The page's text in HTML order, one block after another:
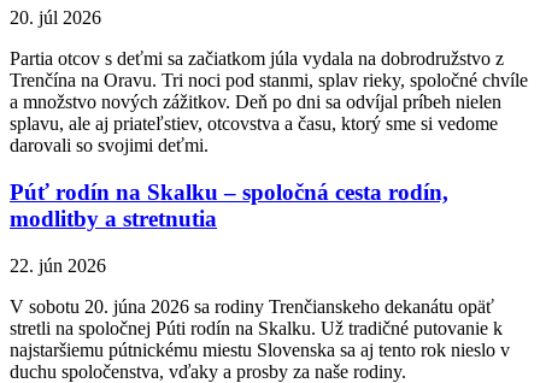
20. júl 2026
Partia otcov s deťmi sa začiatkom júla vydala na dobrodružstvo z
Trenčína na Oravu. Tri noci pod stanmi, splav rieky, spoločné chvíle
a množstvo nových zážitkov. Deň po dni sa odvíjal príbeh nielen
splavu, ale aj priateľstiev, otcovstva a času, ktorý sme si vedome
darovali so svojimi deťmi.
Púť rodín na Skalku – spoločná cesta rodín,
modlitby a stretnutia
22. jún 2026
V sobotu 20. júna 2026 sa rodiny Trenčianskeho dekanátu opäť
stretli na spoločnej Púti rodín na Skalku. Už tradičné putovanie k
najstaršiemu pútnickému miestu Slovenska sa aj tento rok nieslo v
duchu spoločenstva, vďaky a prosby za naše rodiny.